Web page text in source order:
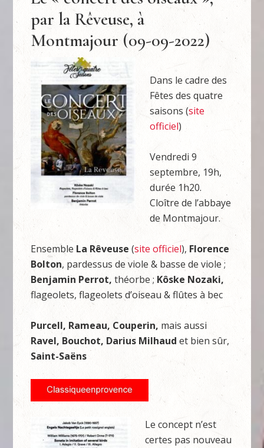
par la Rêveuse, à
Montmajour (09-09-2022)
Dans le cadre des
Fêtes des quatre
saisons (site
officiel)
Vendredi 9
septembre, 19h,
durée 1h20.
Cloître de l’abbaye
de Montmajour.
Ensemble La Rêveuse (site officiel), Florence
Bolton, pardessus de viole & basse de viole ;
Benjamin Perrot,théorbe ; Kôske Nozaki,
flageolets, flageolets d’oiseau & flûtes à bec
Purcell, Rameau, Couperin, mais aussi
Ravel, Bouchot, Darius Milhaudet bien sûr,
Saint-Saëns
Le concept n’est
certes pas nouveau